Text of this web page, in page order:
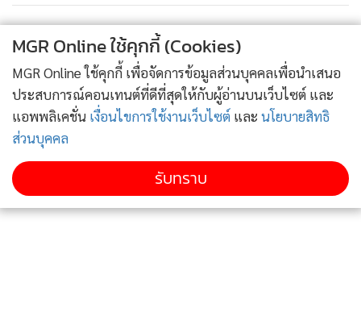
MGR Online ใช้คุกกี้ (Cookies)
MGR Online ใช้คุกกี้ เพื่อจัดการข้อมูลส่วนบุคคลเพื่อนำเสนอ
ประสบการณ์คอนเทนต์ที่ดีที่สุดให้กับผู้อ่านบนเว็บไซต์ และ
แอพพลิเคชั่น เงื่อนไขการใช้งานเว็บไซต์ และ นโยบายสิทธิ
ส่วนบุคคล
รับทราบ